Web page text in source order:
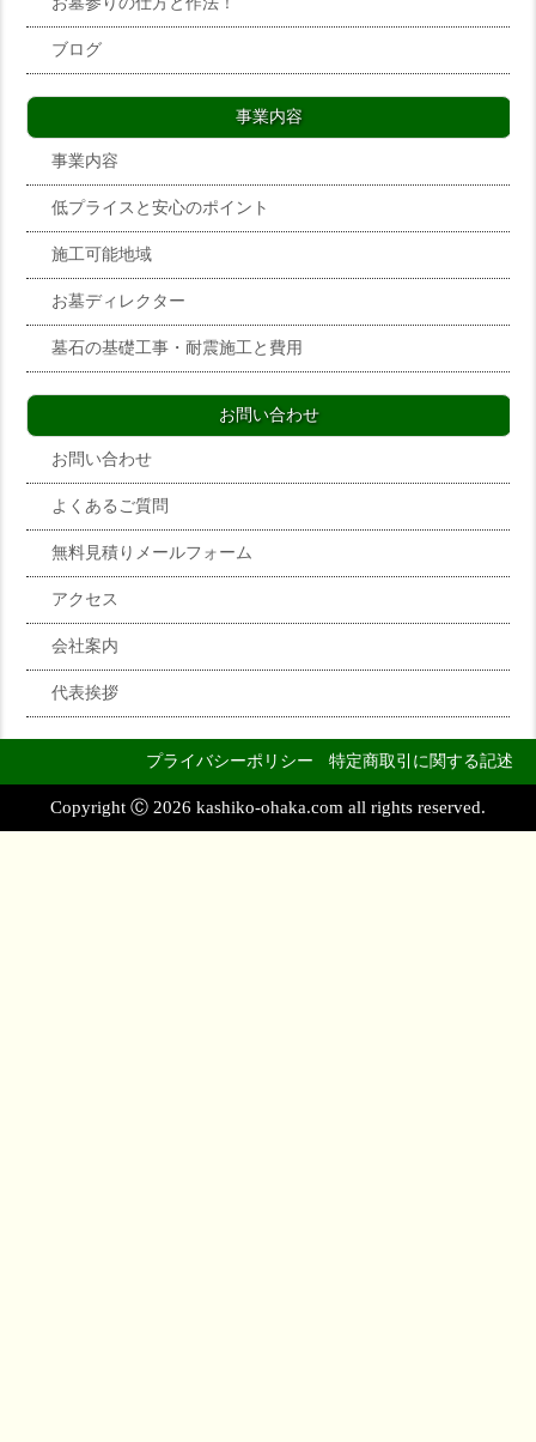
ブログ
事業内容
事業内容
低プライスと安心のポイント
施工可能地域
お墓ディレクター
墓石の基礎工事・耐震施工と費用
お問い合わせ
お問い合わせ
よくあるご質問
無料見積りメールフォーム
アクセス
会社案内
代表挨拶
プライバシーポリシー 特定商取引に関する記述
Copyright Ⓒ 2026 kashiko-ohaka.com all rights reserved.